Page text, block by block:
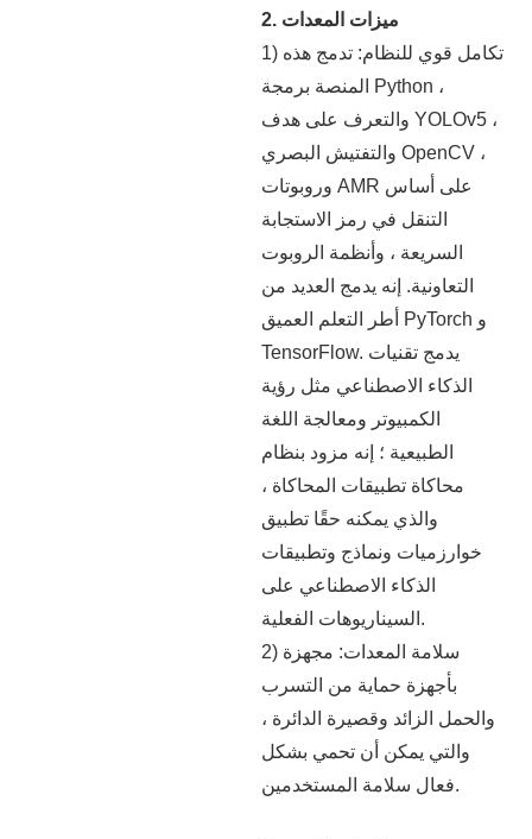
2. ميزات المعدات
1) تكامل قوي للنظام: تدمج هذه
المنصة برمجة Python ،
والتعرف على هدف YOLOv5 ،
والتفتيش البصري OpenCV ،
وروبوتات AMR على أساس
التنقل في رمز الاستجابة
السريعة ، وأنظمة الروبوت
التعاونية. إنه يدمج العديد من
أطر التعلم العميق PyTorch و
TensorFlow. يدمج تقنيات
الذكاء الاصطناعي مثل رؤية
الكمبيوتر ومعالجة اللغة
الطبيعية ؛ إنه مزود بنظام
محاكاة تطبيقات المحاكاة ،
والذي يمكنه حقًا تطبيق
خوارزميات ونماذج وتطبيقات
الذكاء الاصطناعي على
السيناريوهات الفعلية.
2) سلامة المعدات: مجهزة
بأجهزة حماية من التسرب
والحمل الزائد وقصيرة الدائرة ،
والتي يمكن أن تحمي بشكل
فعال سلامة المستخدمين.